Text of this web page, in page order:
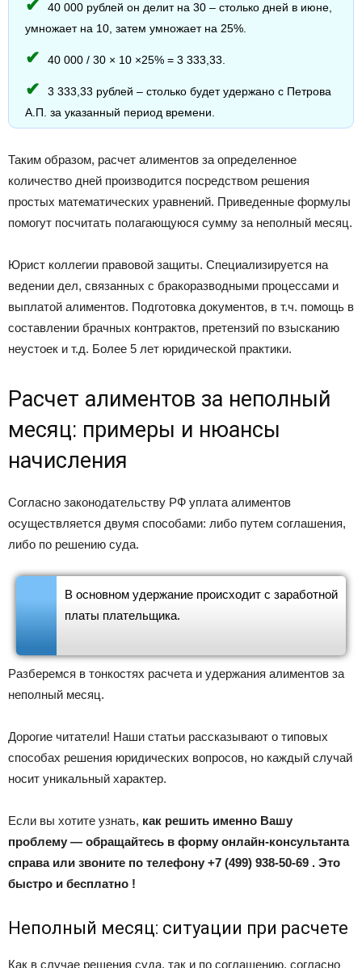
40 000 рублей он делит на 30 – столько дней в июне,
умножает на 10, затем умножает на 25%.
40 000 / 30 × 10 ×25% = 3 333,33.
3 333,33 рублей – столько будет удержано с Петрова
А.П. за указанный период времени.
Таким образом, расчет алиментов за определенное
количество дней производится посредством решения
простых математических уравнений. Приведенные формулы
помогут посчитать полагающуюся сумму за неполный месяц.
Юрист коллегии правовой защиты. Специализируется на
ведении дел, связанных с бракоразводными процессами и
выплатой алиментов. Подготовка документов, в т.ч. помощь в
составлении брачных контрактов, претензий по взысканию
неустоек и т.д. Более 5 лет юридической практики.
Расчет алиментов за неполный
месяц: примеры и нюансы
начисления
Согласно законодательству РФ уплата алиментов
осуществляется двумя способами: либо путем соглашения,
либо по решению суда.
В основном удержание происходит с заработной
платы плательщика.
Разберемся в тонкостях расчета и удержания алиментов за
неполный месяц.
Дорогие читатели! Наши статьи рассказывают о типовых
способах решения юридических вопросов, но каждый случай
носит уникальный характер.
Если вы хотите узнать, как решить именно Вашу
проблему — обращайтесь в форму онлайн-консультанта
справа или звоните по телефону +7 (499) 938-50-69 . Это
быстро и бесплатно !
Неполный месяц: ситуации при расчете
Как в случае решения суда, так и по соглашению, согласно